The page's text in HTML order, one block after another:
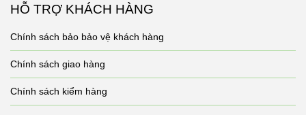
HỖ TRỢ KHÁCH HÀNG
Chính sách bảo bảo vệ khách hàng
Chính sách giao hàng
Chính sách kiểm hàng